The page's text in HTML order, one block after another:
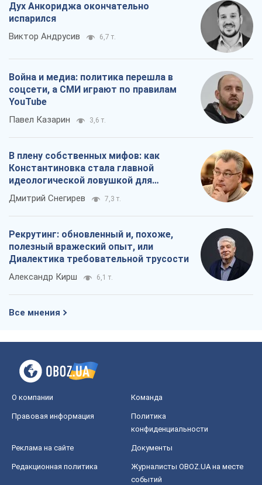
Дух Анкориджа окончательно
испарился
Виктор Андрусив 6,7 т.
Война и медиа: политика перешла в
соцсети, а СМИ играют по правилам
YouTube
Павел Казарин 3,6 т.
В плену собственных мифов: как
Константиновка стала главной
идеологической ловушкой для
российских оккупантов
Дмитрий Снегирев 7,3 т.
Рекрутинг: обновленный и, похоже,
полезный вражеский опыт, или
Диалектика требовательной трусости
Александр Кирш 6,1 т.
Все мнения
О компании Команда
Правовая информация
Политика
конфиденциальности
Реклама на сайте Документы
Редакционная политика
Журналисты OBOZ.UA на месте
событий